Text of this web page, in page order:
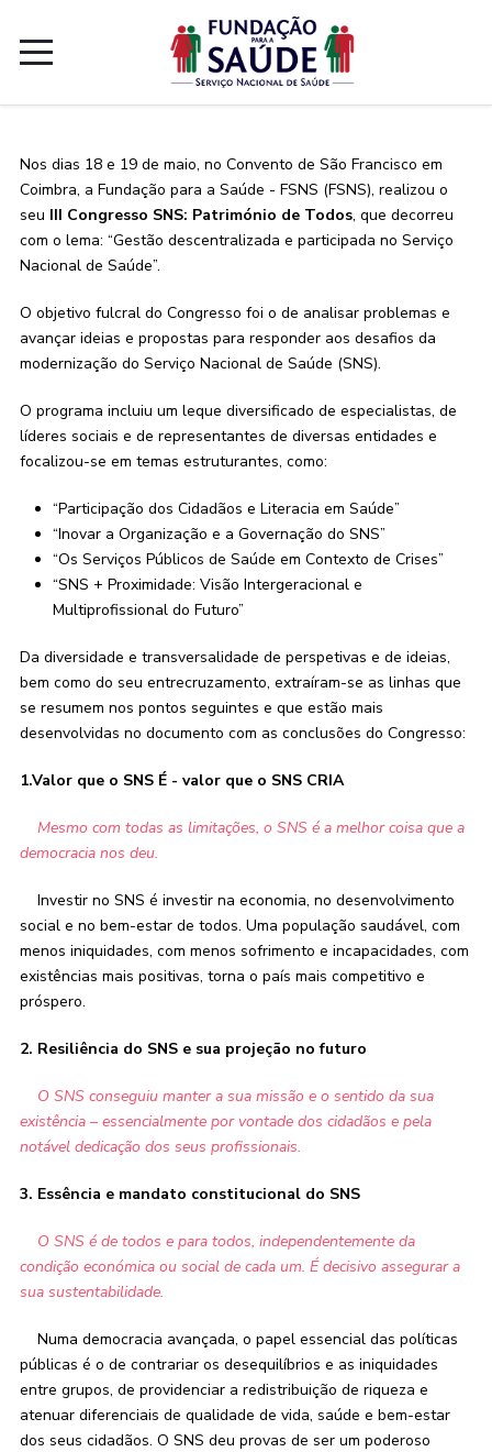
Nos dias 18 e 19 de maio, no Convento de São Francisco em
Coimbra, a Fundação para a Saúde - FSNS (FSNS), realizou o
seu III Congresso SNS: Património de Todos, que decorreu
com o lema: “Gestão descentralizada e participada no Serviço
Nacional de Saúde”.
O objetivo fulcral do Congresso foi o de analisar problemas e
avançar ideias e propostas para responder aos desafios da
modernização do Serviço Nacional de Saúde (SNS).
O programa incluiu um leque diversificado de especialistas, de
líderes sociais e de representantes de diversas entidades e
focalizou-se em temas estruturantes, como:
“Participação dos Cidadãos e Literacia em Saúde”
“Inovar a Organização e a Governação do SNS”
“Os Serviços Públicos de Saúde em Contexto de Crises”
“SNS + Proximidade: Visão Intergeracional e
Multiprofissional do Futuro”
Da diversidade e transversalidade de perspetivas e de ideias,
bem como do seu entrecruzamento, extraíram-se as linhas que
se resumem nos pontos seguintes e que estão mais
desenvolvidas no documento com as conclusões do Congresso:
1.Valor que o SNS É - valor que o SNS CRIA
Mesmo com todas as limitações, o SNS é a melhor coisa que a
democracia nos deu.
Investir no SNS é investir na economia, no desenvolvimento
social e no bem-estar de todos. Uma população saudável, com
menos iniquidades, com menos sofrimento e incapacidades, com
existências mais positivas, torna o país mais competitivo e
próspero.
2. Resiliência do SNS e sua projeção no futuro
O SNS conseguiu manter a sua missão e o sentido da sua
existência – essencialmente por vontade dos cidadãos e pela
notável dedicação dos seus profissionais.
3. Essência e mandato constitucional do SNS
O SNS é de todos e para todos, independentemente da
condição económica ou social de cada um. É decisivo assegurar a
sua sustentabilidade.
Numa democracia avançada, o papel essencial das políticas
públicas é o de contrariar os desequilíbrios e as iniquidades
entre grupos, de providenciar a redistribuição de riqueza e
atenuar diferenciais de qualidade de vida, saúde e bem-estar
dos seus cidadãos. O SNS deu provas de ser um poderoso